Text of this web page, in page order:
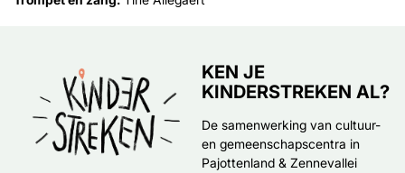
KEN JE
KINDERSTREKEN AL?
De samenwerking van cultuur-
en gemeenschapscentra in
Pajottenland & Zennevallei